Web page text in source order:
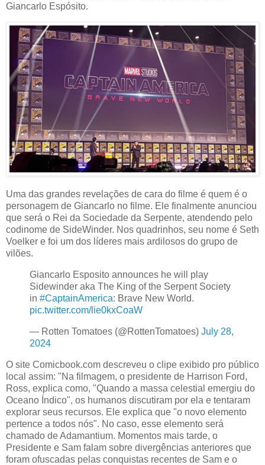
Giancarlo Espósito.
Uma das grandes revelações de cara do filme é quem é o
personagem de Giancarlo no filme. Ele finalmente anunciou
que será o Rei da Sociedade da Serpente, atendendo pelo
codinome de SideWinder. Nos quadrinhos, seu nome é Seth
Voelker e foi um dos líderes mais ardilosos do grupo de
vilões.
Giancarlo Esposito announces he will play
Sidewinder aka The King of the Serpent Society
in #CaptainAmerica: Brave New World.
pic.twitter.com/lie0kxCoaW
— Rotten Tomatoes (@RottenTomatoes) July 28,
2024
O site Comicbook.com descreveu o clipe exibido pro público
local assim: "Na filmagem, o presidente de Harrison Ford,
Ross, explica como, "Quando a massa celestial emergiu do
Oceano Índico", os humanos discutiram por ela e tentaram
explorar seus recursos. Ele explica que "o novo elemento
pertence a todos nós". No caso, esse elemento será
chamado de Adamantium. Momentos mais tarde, o
Presidente e Sam falam sobre divergências anteriores que
foram ofuscadas pelas conquistas recentes de Sam e o